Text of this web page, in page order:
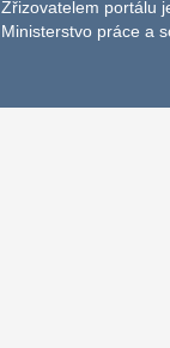
Zřizovatelem portálu
Ministerstvo práce a